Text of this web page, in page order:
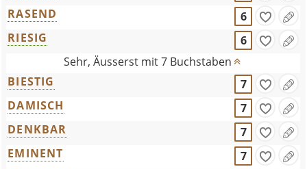
RASEND
6
RIESIG
6
Sehr, Äusserst mit 7 Buchstaben
BIESTIG
7
DAMISCH
7
DENKBAR
7
EMINENT
7